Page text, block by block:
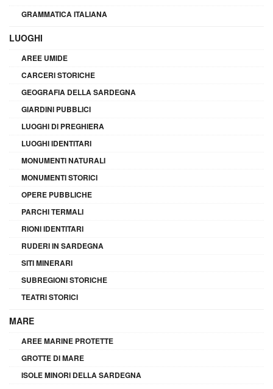
GRAMMATICA ITALIANA
LUOGHI
AREE UMIDE
CARCERI STORICHE
GEOGRAFIA DELLA SARDEGNA
GIARDINI PUBBLICI
LUOGHI DI PREGHIERA
LUOGHI IDENTITARI
MONUMENTI NATURALI
MONUMENTI STORICI
OPERE PUBBLICHE
PARCHI TERMALI
RIONI IDENTITARI
RUDERI IN SARDEGNA
SITI MINERARI
SUBREGIONI STORICHE
TEATRI STORICI
MARE
AREE MARINE PROTETTE
GROTTE DI MARE
ISOLE MINORI DELLA SARDEGNA